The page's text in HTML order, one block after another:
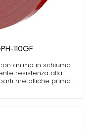
110GF
anima in schiuma
resistenza alla
metalliche prima…